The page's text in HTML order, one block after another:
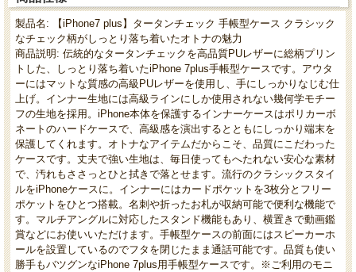
製品名: 【iPhone7 plus】タータンチェック 手帳型ケース クラシック
なチェック柄がしっとり落ち着いたオトナの魅力
商品説明: 伝統的なタータンチェックを高品質PUレザーに総柄プリン
トした、しっとり落ち着いたiPhone 7plus手帳型ケースです。アウタ
ーにはマットな質感の高級PUレザーを使用し、手にしっかりなじむ仕
上げ。インナー生地には高級ラインにしか使用されない幾何学モチー
フの生地を採用。iPhone本体を保護するインナーケースはポリカーボ
ネートのハードケースで、高級感を演出するとともにしっかり端末を
保護してくれます。オトナなアイテムだからこそ、品質にこだわった
ケースです。丈夫で強い生地は、毎日使ってもへたれない安心な素材
で、汚れもささっとひと拭きで落とせます。流行のクラシックスタイ
ルをiPhoneケースに。インナーにはカードポケットを3枚分とフリー
ポケットをひとつ搭載。名刺や折ったお札が収納可能で便利な機能で
す。マルチアングルに対応したスタンド機能もあり、横置きで動画鑑
賞などにお使いいただけます。手帳型ケースの前面にはスピーカーホ
ールを設置しているのでフタを閉じたまま通話可能です。品質も使い
勝手もバツグンなiPhone 7plus用手帳型ケースです。※ご利用のモニ